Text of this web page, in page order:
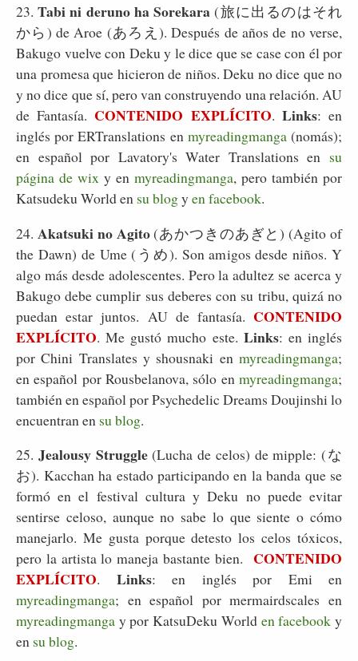
23.Tabi ni deruno ha Sorekara (旅に出るのはそれ
から) de Aroe (あろえ). Después de años de no verse,
Bakugo vuelve con Deku y le dice que se case con él por
una promesa que hicieron de niños. Deku no dice que no
y no dice que sí, pero van construyendo una relación. AU
de Fantasía. CONTENIDO EXPLÍCITO. Links: en
inglés por ERTranslations en myreadingmanga(nomás);
en español por Lavatory's Water Translations en su
página de wix y en myreadingmanga, pero también por
Katsudeku World en su blogyen facebook.
24. Akatsuki no Agito(あかつきのあぎと) (Agito of
the Dawn) de Ume (うめ). Son amigos desde niños. Y
algo más desde adolescentes. Pero la adultez se acerca y
Bakugo debe cumplir sus deberes con su tribu, quizá no
puedan estar juntos. AU de fantasía. CONTENIDO
EXPLÍCITO. Me gustó mucho este. Links: en inglés
por Chini Translates y shousnaki en myreadingmanga;
en español por Rousbelanova, sólo en myreadingmanga;
también en español por Psychedelic Dreams Doujinshi lo
encuentran en su blog.
25. Jealousy Struggle(Lucha de celos) de mipple: (な
お). Kacchan ha estado participando en la banda que se
formó en el festival cultura y Deku no puede evitar
sentirse celoso, aunque no sabe lo que siente o cómo
manejarlo. Me gusta porque detesto los celos tóxicos,
pero la artista lo maneja bastante bien. CONTENIDO
EXPLÍCITO. Links: en inglés por Emi en
myreadingmanga; en español por mermairdscales en
myreadingmanga y por KatsuDeku World en facebook y
en su blog.